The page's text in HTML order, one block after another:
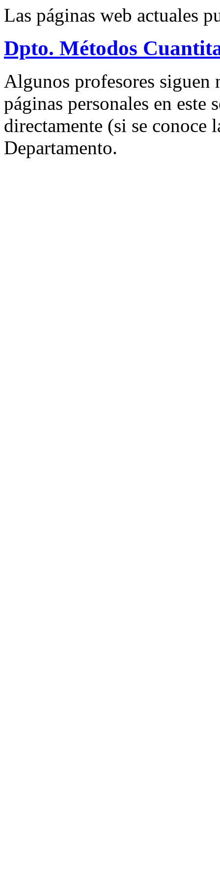
Las páginas web actuales
Dpto. Métodos
Algunos profesores siguen
páginas personales en este
directamente (si se conoce
Departamento.